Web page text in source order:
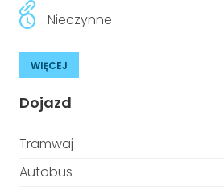
Nieczynne
WIĘCEJ
Dojazd
Tramwaj
Autobus